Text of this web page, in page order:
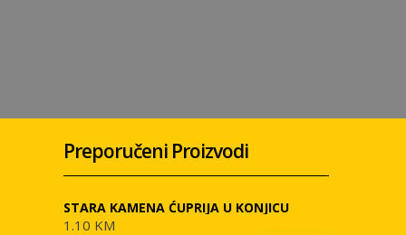
Preporučeni Proizvodi
STARA KAMENA ĆUPRIJA U KONJICU
1.10 KM